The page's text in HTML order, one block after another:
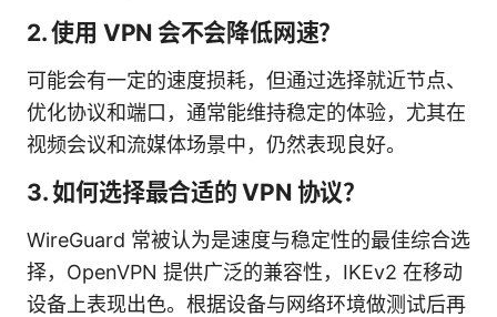
2. 使用 VPN 会不会降低网速？
可能会有一定的速度损耗，但通过选择就近节点、
优化协议和端口，通常能维持稳定的体验，尤其在
视频会议和流媒体场景中，仍然表现良好。
3. 如何选择最合适的 VPN 协议？
WireGuard 常被认为是速度与稳定性的最佳综合选
择，OpenVPN 提供广泛的兼容性，IKEv2 在移动
设备上表现出色。根据设备与网络环境做测试后再